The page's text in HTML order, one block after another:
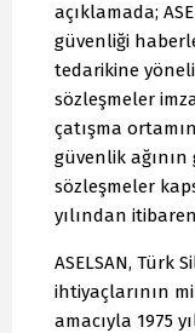
açıklamada;
güvenliği
tedarikine
sözleşmeler
çatışma
güvenlik
sözleşmeler
yılından
ASELSAN, Türk
ihtiyaçlarının
amacıyla 1975